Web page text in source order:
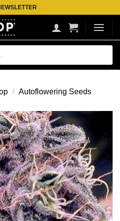
/ Autoflowering Seeds